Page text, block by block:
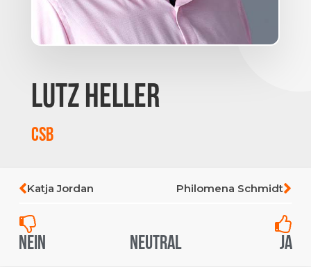
Lutz Heller
CSB
Katja Jordan Philomena Schmidt
Nein Neutral Ja